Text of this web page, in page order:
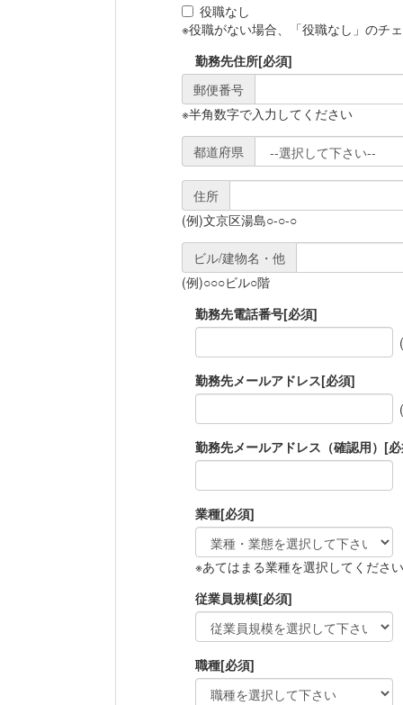
役職なし
※役職がない場合、「役職なし」のチ
勤務先住所[必須]
郵便番号
※半角数字で入力してください
都道府県
住所
(例)文京区湯島○-○-○
ビル/建物名・他
(例)○○○ビル○階
勤務先電話番号[必須]
勤務先メールアドレス[必須]
勤務先メールアドレス（確認用） [
業種[必須]
※あてはまる業種を選択してください
従業員規模[必須]
職種[必須]